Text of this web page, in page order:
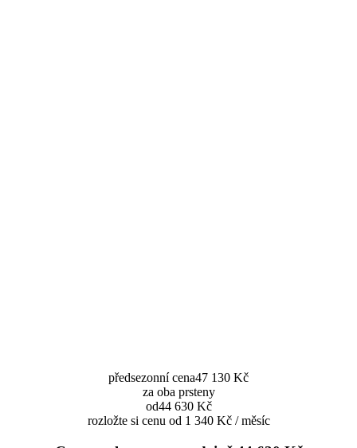
předsezonní cena47 130 Kč
za oba prsteny
od44 630 Kč
rozložte si cenu od 1 340 Kč / měsíc